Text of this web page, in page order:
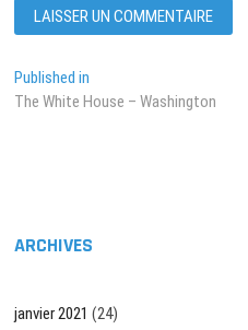
Navigation
de
Published in
The White House – Washington
ARCHIVES
janvier 2021 (24)